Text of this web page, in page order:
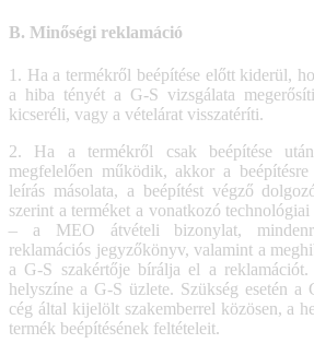
B. Minőségi reklamáció
1. Ha a termékről beépítése előtt kiderül,
a hiba tényét a G-S vizsgálata
kicseréli, vagy a vételárat visszatéríti.
2. Ha a termékről csak beépítése
megfelelően működik, akkor a
leírás másolata, a beépítést végző
szerint a terméket a vonatkozó
– a MEO átvételi bizonylat,
reklamációs jegyzőkönyv, valamint a
a G-S szakértője bírálja el a
helyszíne a G-S üzlete. Szükség esetén a
cég által kijelölt szakemberrel közösen, a
termék beépítésének feltételeit.